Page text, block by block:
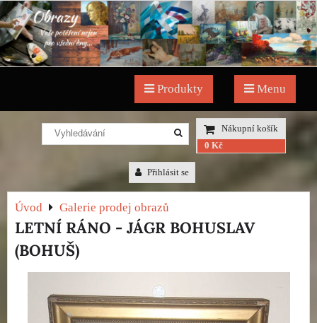
Produkty Menu
Nákupní košík
0 Kč
Přihlásit se
Úvod Galerie prodej obrazů
LETNÍ RÁNO - JÁGR BOHUSLAV
(BOHUŠ)